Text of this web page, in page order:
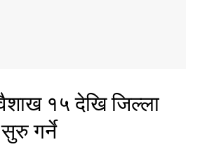
१५ देखि जिल्ला
गर्ने